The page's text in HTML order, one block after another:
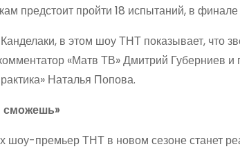
предстоит пройти 18 испытаний, в
в этом шоу ТНТ показывает, что
«Матв ТВ» Дмитрий Губерниев и
Наталья Попова.
сможешь»
шоу-премьер ТНТ в новом сезоне станет